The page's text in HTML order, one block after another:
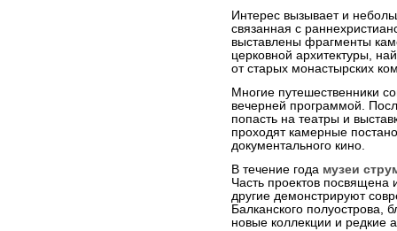
Интерес вызывает и
связанная с
выставлены фрагменты
церковной архитектуры,
от старых монастырских
Многие путешественники
вечерней программой.
попасть на театры и
проходят камерные
документального кино.
В течение года музеи
Часть проектов посвящена
другие демонстрируют
Балканского полуострова,
новые коллекции и редкие